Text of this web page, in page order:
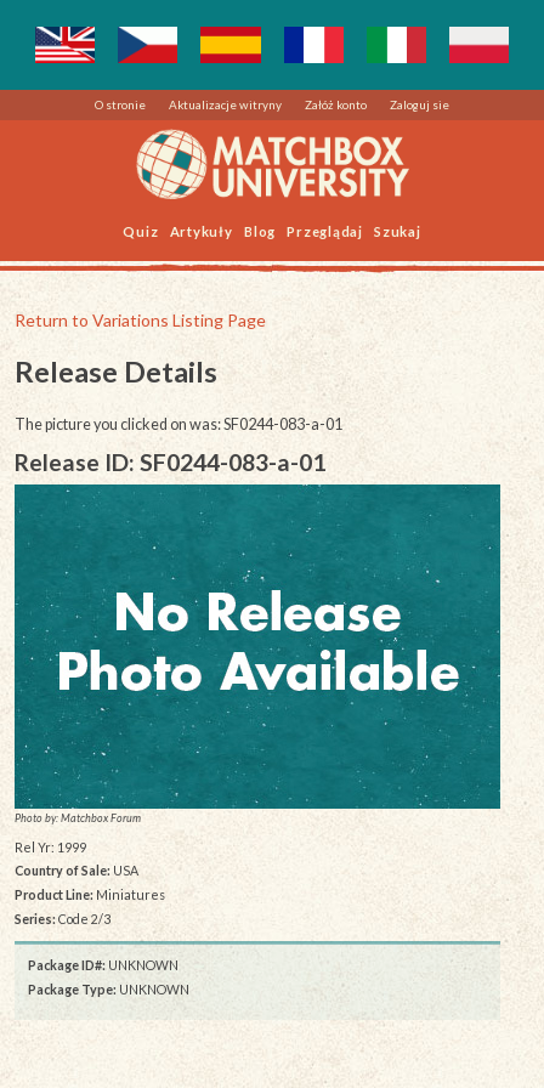
O stronie Aktualizacje witryny Załóż konto Zaloguj sie
Quiz Artykuły Blog Przeglądaj Szukaj
Return to Variations Listing Page
Release Details
The picture you clicked on was: SF0244-083-a-01
Release ID: SF0244-083-a-01
Photo by: Matchbox Forum
Rel Yr: 1999
Country of Sale: USA
Product Line:Miniatures
Series:Code 2/3
Package ID#: UNKNOWN
Package Type: UNKNOWN